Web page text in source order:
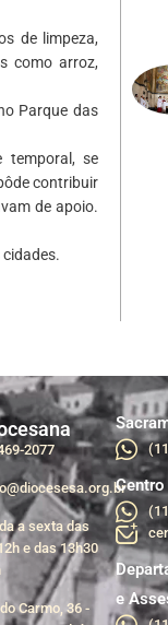
de limpeza,
como arroz,
Parque das
temporal, se
contribuir
de apoio.
2077
a sexta das
e das 13h30
Carmo, 36 -
e